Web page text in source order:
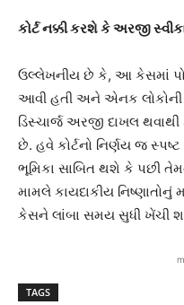
કોર્ટ નક્કી કરશે કે અરજી
ઉલ્લેખનીય છે કે, આ કેસમાં
આવી હતી અને એનક
ડિસ્ચાર્જ અરજી દાખલ
છે. હવે કોર્ટનો નિર્ણય જ
ભૂમિકા સાબિત થશે કે પછી
મામલે કાયદાકીય
કેસને લાંબા સમય સુધી ખેંચી
TAGS